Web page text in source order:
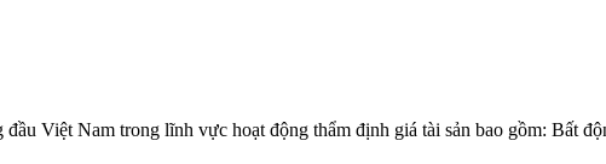
Việt Nam trong lĩnh vực hoạt động thẩm định giá tài sản bao gồm: Bất